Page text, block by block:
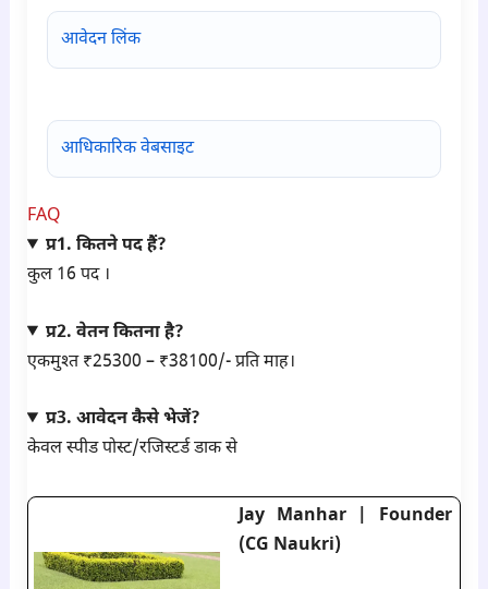
आवेदन लिंक
आधिकारिक वेबसाइट
FAQ
प्र1. कितने पद हैं?
कुल 16 पद ।
प्र2. वेतन कितना है?
एकमुश्त ₹25300 – ₹38100/- प्रति माह।
प्र3. आवेदन कैसे भेजें?
केवल स्पीड पोस्ट/रजिस्टर्ड डाक से
Jay Manhar | Founder
(CG Naukri)